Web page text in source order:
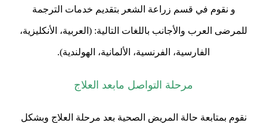
و نقوم في قسم زراعة الشعر بتقديم خدمات الترجمة
للمرضى العرب والأجانب باللغات التالية: (العربية، الأنكليزية،
الفارسية، الفرنسية، الألمانية، الهولندية).
مرحلة التواصل مابعد العلاج
نقوم بمتابعة حالة المريض الصحية بعد مرحلة العلاج وبشكل